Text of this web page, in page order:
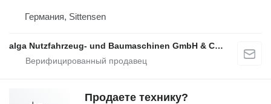
Германия, Sittensen
alga Nutzfahrzeug- und Baumaschinen GmbH & Co. KG
Продаете технику?